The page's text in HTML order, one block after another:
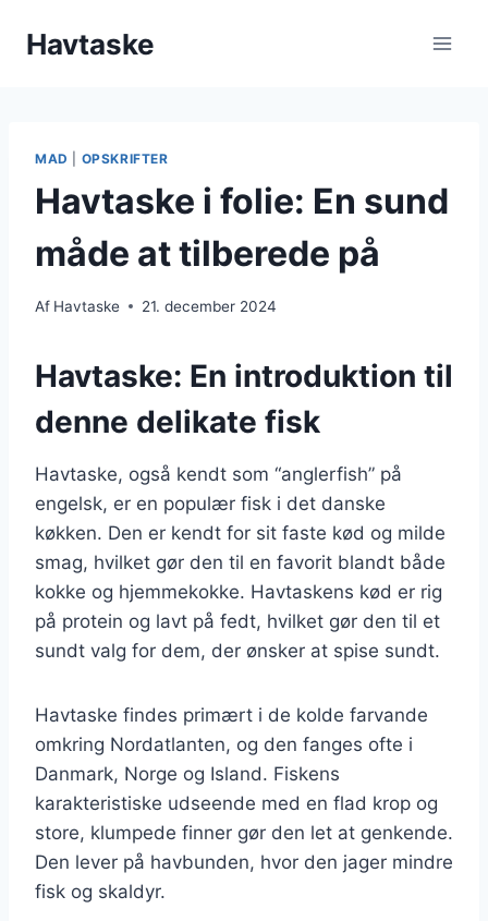
Havtaske
MAD OPSKRIFTER
Havtaske i folie: En sund
måde at tilberede på
Af Havtaske 21. december 2024
Havtaske: En introduktion til
denne delikate fisk
Havtaske, også kendt som “anglerfish” på
engelsk, er en populær fisk i det danske
køkken. Den er kendt for sit faste kød og milde
smag, hvilket gør den til en favorit blandt både
kokke og hjemmekokke. Havtaskens kød er rig
på protein og lavt på fedt, hvilket gør den til et
sundt valg for dem, der ønsker at spise sundt.
Havtaske findes primært i de kolde farvande
omkring Nordatlanten, og den fanges ofte i
Danmark, Norge og Island. Fiskens
karakteristiske udseende med en flad krop og
store, klumpede finner gør den let at genkende.
Den lever på havbunden, hvor den jager mindre
fisk og skaldyr.